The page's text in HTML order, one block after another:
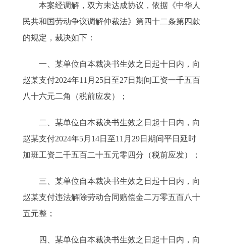
本案经调解，双方未达成协议，依据《中华人
民共和国劳动争议调解仲裁法》第四十二条第四款
的规定，裁决如下：
一、某单位自本裁决书生效之日起十日内，向
赵某支付2024年11月25日至27日期间工资一千五百
八十六元二角（税前应发）；
二、某单位自本裁决书生效之日起十日内，向
赵某支付2024年5月14日至11月29日期间平日延时
加班工资二千五百二十五元零四分（税前应发）；
三、某单位自本裁决书生效之日起十日内，向
赵某支付违法解除劳动合同赔偿金二万零五百八十
五元整；
四、某单位自本裁决书生效之日起十日内，向